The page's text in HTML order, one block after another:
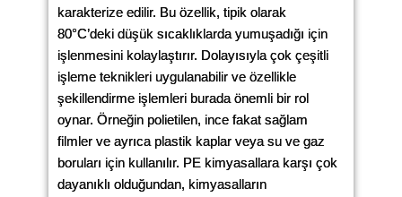
karakterize edilir. Bu özellik, tipik olarak
80°C’deki düşük sıcaklıklarda yumuşadığı için
işlenmesini kolaylaştırır. Dolayısıyla çok çeşitli
işleme teknikleri uygulanabilir ve özellikle
şekillendirme işlemleri burada önemli bir rol
oynar. Örneğin polietilen, ince fakat sağlam
filmler ve ayrıca plastik kaplar veya su ve gaz
boruları için kullanılır. PE kimyasallara karşı çok
dayanıklı olduğundan, kimyasalların